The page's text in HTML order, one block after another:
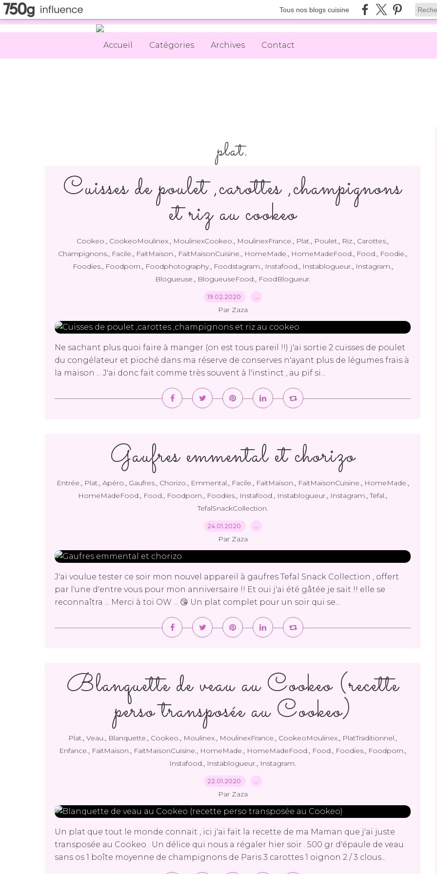
Tous nos blogs cuisine
Accueil Catégories Archives Contact
plat.
Cuisses de poulet ,carottes ,champignons
et riz au cookeo
Cookeo., CookeoMoulinex., MoulinexCookeo., MoulinexFrance., Plat., Poulet., Riz., Carottes.,
Champignons., Facile., FaitMaison., FaitMaisonCuisine., HomeMade., HomeMadeFood., Food., Foodie.,
Foodies., Foodporn., Foodphotography., Foodstagram., Instafood., Instablogueur., Instagram.,
Blogueuse., BlogueuseFood., FoodBlogueur.
19.02.2020 …
Par Zaza
Ne sachant plus quoi faire à manger (on est tous pareil !!) j'ai sortie 2 cuisses de poulet
du congélateur et pioché dans ma réserve de conserves n'ayant plus de légumes frais à
la maison ... J'ai donc fait comme très souvent à l'instinct , au pif si...
Gaufres emmental et chorizo
Entrée., Plat., Apéro., Gaufres., Chorizo., Emmental., Facile., FaitMaison., FaitMaisonCuisine., HomeMade.,
HomeMadeFood., Food., Foodporn., Foodies., Instafood., Instablogueur., Instagram.,Tefal.,
TefalSnackCollection.
24.01.2020 …
Par Zaza
J'ai voulue tester ce soir mon nouvel appareil à gaufres Tefal Snack Collection , offert
par l'une d'entre vous pour mon anniversaire !! Et oui j'ai été gâtée je sait !! elle se
reconnaîtra ... Merci à toi OW ... 😘 Un plat complet pour un soir qui se...
Blanquette de veau au Cookeo (recette
perso transposée au Cookeo)
Plat., Veau., Blanquette., Cookeo., Moulinex., MoulinexFrance., CookeoMoulinex., PlatTraditionnel.,
Enfance., FaitMaison., FaitMaisonCuisine., HomeMade., HomeMadeFood., Food., Foodies., Foodporn.,
Instafood., Instablogueur., Instagram.
22.01.2020 …
Par Zaza
Un plat que tout le monde connait , ici j'ai fait la recette de ma Maman que j'ai juste
transposée au Cookeo . Un délice qui nous a régaler hier soir . 500 gr d'épaule de veau
sans os 1 boîte moyenne de champignons de Paris 3 carottes 1 oignon 2 / 3 clous...